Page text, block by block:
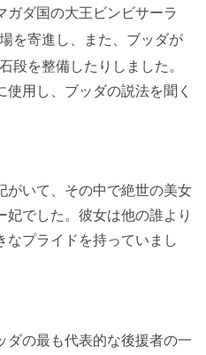
ガダ国の大王ビンビサーラ
を寄進し、また、ブッダが
段を整備したりしました。
用し、ブッダの説法を聞く
がいて、その中で絶世の美女
でした。彼女は他の誰より
なプライドを持っていまし
ダの最も代表的な後援者の一